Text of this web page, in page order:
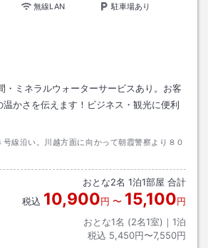
無線LAN
駐車場あり
・ミネラルウォーターサービスあり。お客
かさを伝えます！ビジネス・観光に便利
号線沿い。川越方面に向かって朝霞警察より８０
おとな2名 1泊1部屋 合計
税込 10,900円 〜 15,100円
おとな1名 (2名1室)｜ 1泊
税込 5,450円〜7,550円